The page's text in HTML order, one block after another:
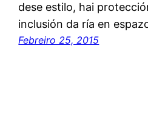
dese estilo, hai
inclusión da ría en
Febreiro 25, 2015